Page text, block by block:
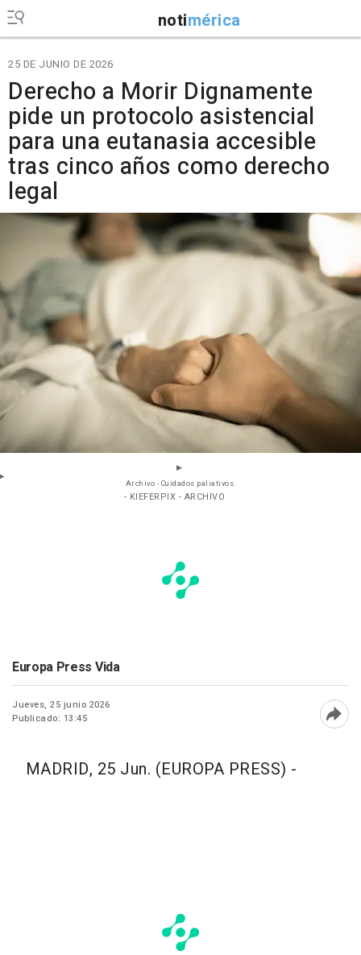
notimérica
25 DE JUNIO DE 2026
Derecho a Morir Dignamente
pide un protocolo asistencial
para una eutanasia accesible
tras cinco años como derecho
legal
Archivo - Cuidados paliativos.
- KIEFERPIX - ARCHIVO
Europa Press Vida
Jueves, 25 junio 2026
Publicado: 13:45
MADRID, 25 Jun. (EUROPA PRESS) -